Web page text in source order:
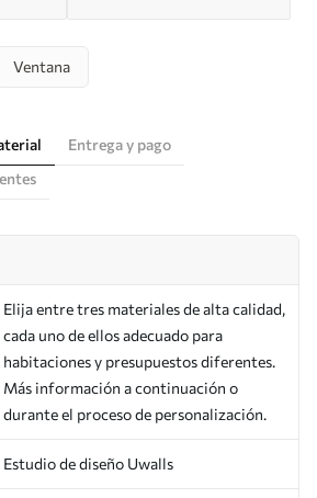
Ventana
Entrega y pago
Elija entre tres materiales de alta calidad,
cada uno de ellos adecuado para
habitaciones y presupuestos diferentes.
Más información a continuación o
durante el proceso de personalización.
Estudio de diseño Uwalls